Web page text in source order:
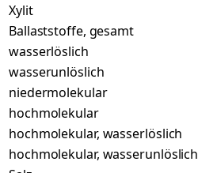
Xylit
Ballaststoffe, gesamt
wasserlöslich
wasserunlöslich
niedermolekular
hochmolekular
hochmolekular, wasserlöslich
hochmolekular, wasserunlöslich